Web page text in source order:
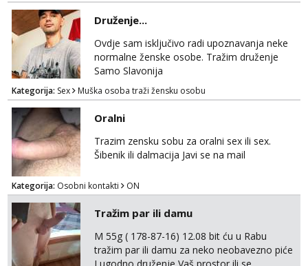
ponuditi, javi se s par rijeci o sebi, tome sto
trazis/ocekujes i fotkama na; Telegram
@GentAnte WA 0955812207
Druženje...
Ovdje sam isključivo radi upoznavanja neke
normalne ženske osobe. Tražim druženje
Samo Slavonija
Kategorija: Sex Muška osoba traži žensku osobu
Oralni
Trazim zensku sobu za oralni sex ili sex.
Šibenik ili dalmacija Javi se na mail
Kategorija: Osobni kontakti ON
Tražim par ili damu
M 55g ( 178-87-16) 12.08 bit ću u Rabu
tražim par ili damu za neko neobavezno piće